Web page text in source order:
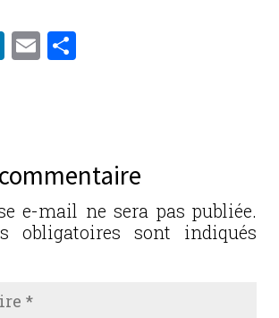
Li
n
E
er
e-mail ne sera pas publiée.
obligatoires sont indiqués